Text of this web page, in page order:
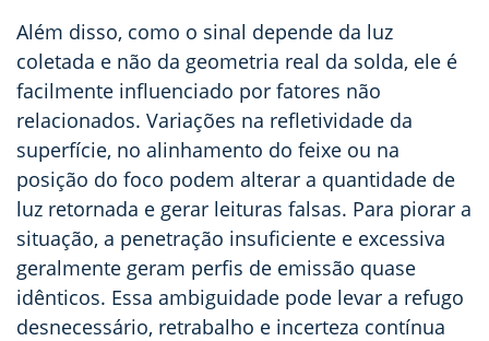
Além disso, como o sinal depende da luz
coletada e não da geometria real da solda, ele é
facilmente influenciado por fatores não
relacionados. Variações na refletividade da
superfície, no alinhamento do feixe ou na
posição do foco podem alterar a quantidade de
luz retornada e gerar leituras falsas. Para piorar a
situação, a penetração insuficiente e excessiva
geralmente geram perfis de emissão quase
idênticos. Essa ambiguidade pode levar a refugo
desnecessário, retrabalho e incerteza contínua